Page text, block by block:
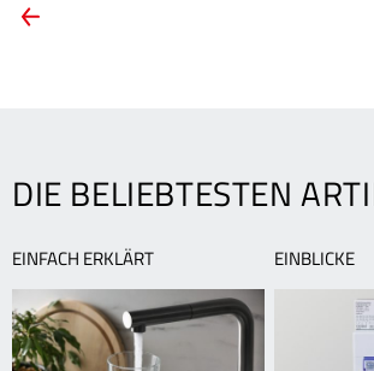
ARTIKEL-
am
Rheinstrand
DIE BELIEBTESTEN
EINFACH ERKLÄRT EINBLICKE